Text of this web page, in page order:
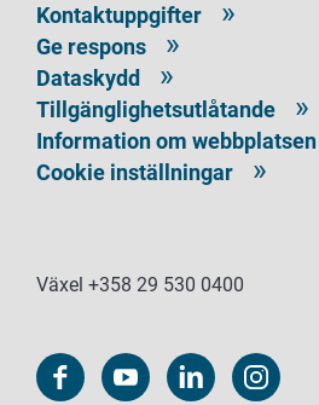
Kontaktuppgifter
Ge respons
Dataskydd
Tillgänglighetsutlåtande
Information om webbplatsen
Cookie inställningar
Växel +358 29 530 0400